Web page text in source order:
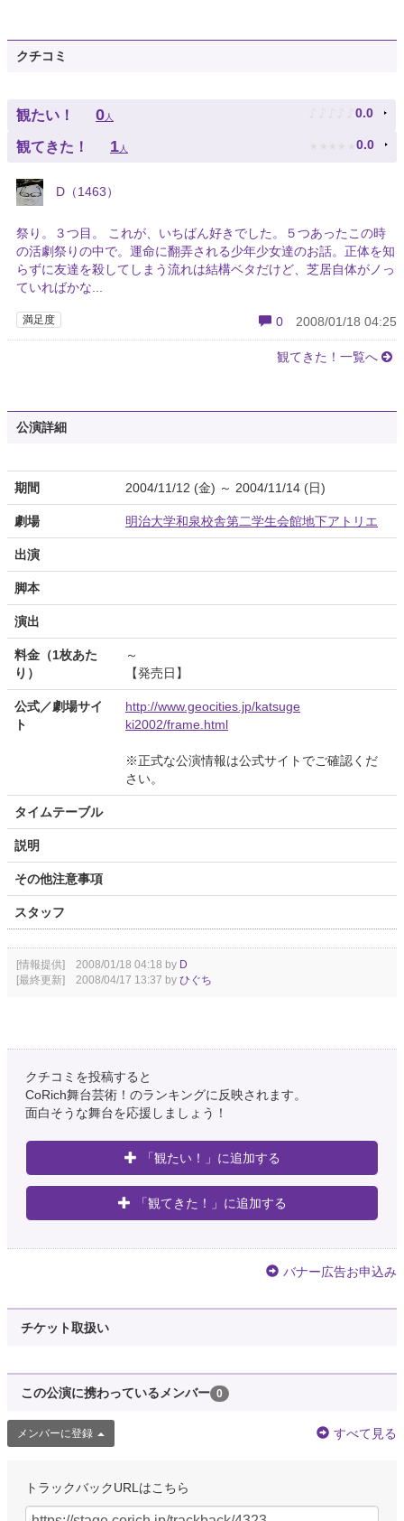
クチコミ
観たい！ 0人 ♪ ♪ ♪ ♪ ♪ 0.0
観てきた！ 1人 ★ ★ ★ ★ ★ 0.0
D（1463）
祭り。３つ目。 これが、いちばん好きでした。５つあったこの時
の活劇祭りの中で。運命に翻弄される少年少女達のお話。正体を知
らずに友達を殺してしまう流れは結構ベタだけど、芝居自体がノっ
ていればかな...
満足度 0 2008/01/18 04:25
観てきた！一覧へ
公演詳細
期間 2004/11/12 (金) ～ 2004/11/14 (日)
劇場 明治大学和泉校舎第二学生会館地下アトリエ
出演
脚本
演出
料金（1枚あた
り）
～
【発売日】
公式／劇場サイ
ト
http://www.geocities.jp/katsuge
ki2002/frame.html
※正式な公演情報は公式サイトでご確認くだ
さい。
タイムテーブル
説明
その他注意事項
スタッフ
[情報提供] 2008/01/18 04:18 by D
[最終更新] 2008/04/17 13:37 by ひぐち
クチコミを投稿すると
CoRich舞台芸術！のランキングに反映されます。
面白そうな舞台を応援しましょう！
「観たい！」に追加する
「観てきた！」に追加する
バナー広告お申込み
チケット取扱い
この公演に携わっているメンバー 0
メンバーに登録 すべて見る
トラックバックURLはこちら